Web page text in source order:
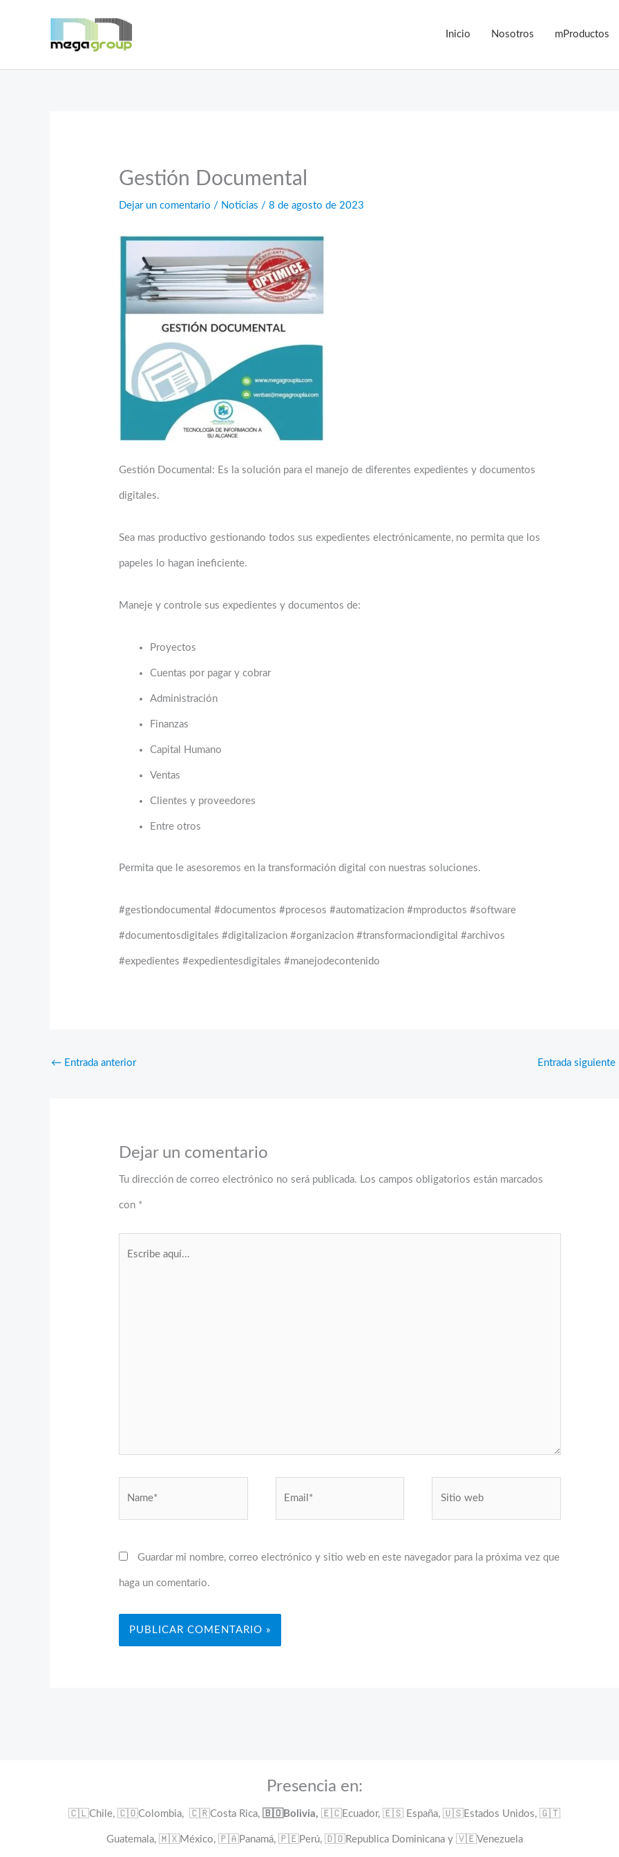
Inicio Nosotros mProductos
Gestión Documental
Dejar un comentario / Noticias /8 de agosto de 2023
Gestión Documental: Es la solución para el manejo de diferentes expedientes y documentos
digitales.
Sea mas productivo gestionando todos sus expedientes electrónicamente, no permita que los
papeles lo hagan ineficiente.
Maneje y controle sus expedientes y documentos de:
Proyectos
Cuentas por pagar y cobrar
Administración
Finanzas
Capital Humano
Ventas
Clientes y proveedores
Entre otros
Permita que le asesoremos en la transformación digital con nuestras soluciones.
#gestiondocumental #documentos #procesos #automatizacion #mproductos #software
#documentosdigitales #digitalizacion #organizacion #transformaciondigital #archivos
#expedientes #expedientesdigitales #manejodecontenido
← Entrada anterior Entrada siguiente
Dejar un comentario
Tu dirección de correo electrónico no será publicada. Los campos obligatorios están marcados
con *
Guardar mi nombre, correo electrónico y sitio web en este navegador para la próxima vez que
haga un comentario.
Presencia en:
🇨🇱Chile, 🇨🇴Colombia, 🇨🇷Costa Rica,🇧🇴Bolivia,🇪🇨Ecuador, 🇪🇸 España, 🇺🇸Estados Unidos, 🇬🇹
Guatemala, 🇲🇽México, 🇵🇦Panamá, 🇵🇪Perú, 🇩🇴Republica Dominicana y 🇻🇪Venezuela